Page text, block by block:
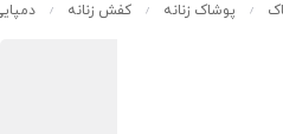
/ پوشاک زنانه / کفش زنانه /